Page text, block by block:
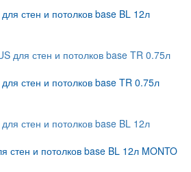
стен и потолков base BL 12л
стен и потолков base TR 0.75л
стен и потолков base BL 12л MONTO